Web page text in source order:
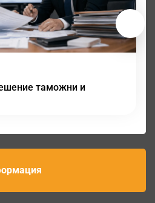
таможни и